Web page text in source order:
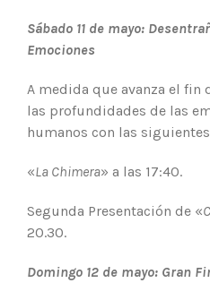
Sábado 11 de mayo:
Emociones
A medida que avanza el fin
las profundidades de las
humanos con las
«La Chimera» a las 17:40.
Segunda Presentación de «
20.30.
Domingo 12 de mayo: Gran